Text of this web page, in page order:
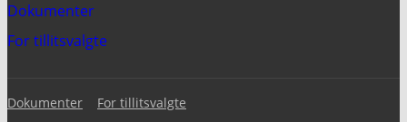
Dokumenter
For tillitsvalgte
Dokumenter For tillitsvalgte